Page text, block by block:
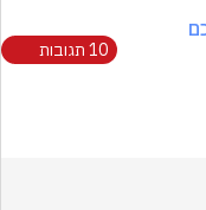
10 תגובות